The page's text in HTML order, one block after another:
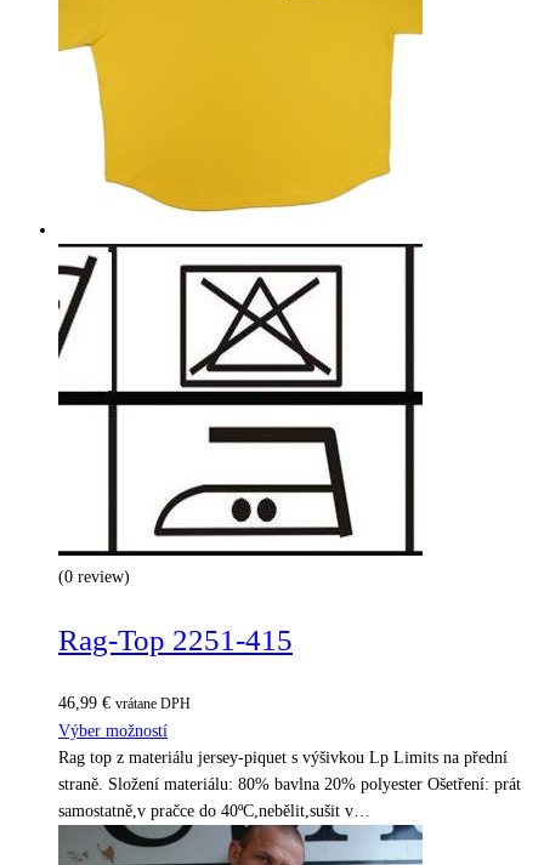
(0 review)
Rag-Top 2251-415
46,99 € vrátane DPH
Výber možností
Rag top z materiálu jersey-piquet s výšivkou Lp Limits na přední
straně. Složení materiálu: 80% bavlna 20% polyester Ošetření: prát
samostatně,v pračce do 40ºC,nebělit,sušit v…